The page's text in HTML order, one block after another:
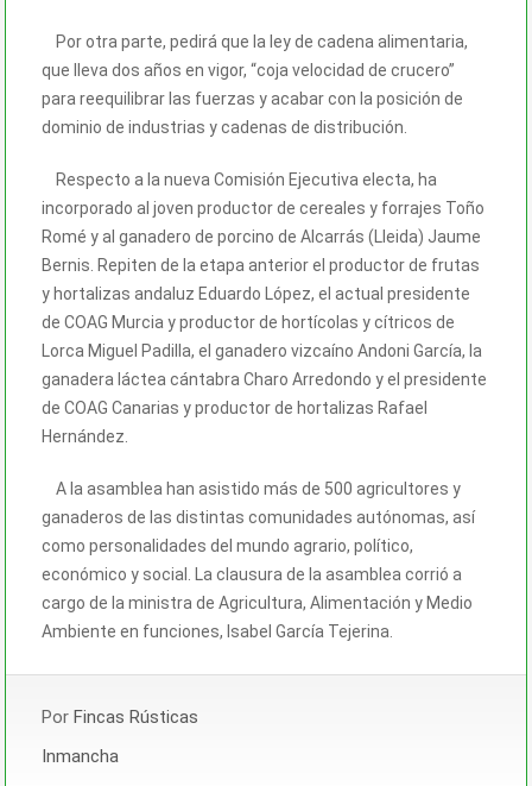
Por otra parte, pedirá que la ley de cadena alimentaria,
que lleva dos años en vigor, “coja velocidad de crucero”
para reequilibrar las fuerzas y acabar con la posición de
dominio de industrias y cadenas de distribución.
Respecto a la nueva Comisión Ejecutiva electa, ha
incorporado al joven productor de cereales y forrajes Toño
Romé y al ganadero de porcino de Alcarrás (Lleida) Jaume
Bernis. Repiten de la etapa anterior el productor de frutas
y hortalizas andaluz Eduardo López, el actual presidente
de COAG Murcia y productor de hortícolas y cítricos de
Lorca Miguel Padilla, el ganadero vizcaíno Andoni García, la
ganadera láctea cántabra Charo Arredondo y el presidente
de COAG Canarias y productor de hortalizas Rafael
Hernández.
A la asamblea han asistido más de 500 agricultores y
ganaderos de las distintas comunidades autónomas, así
como personalidades del mundo agrario, político,
económico y social. La clausura de la asamblea corrió a
cargo de la ministra de Agricultura, Alimentación y Medio
Ambiente en funciones, Isabel García Tejerina.
Por Fincas Rústicas
Inmancha